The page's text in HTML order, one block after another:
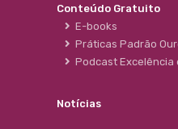
Conteúdo Gratuito
E-books
Práticas Padrão
Podcast Excelência
Notícias